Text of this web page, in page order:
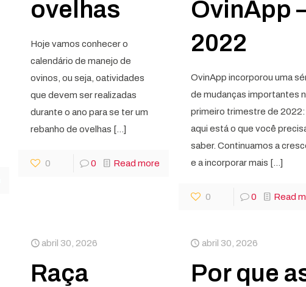
ovelhas
Hoje vamos conhecer o
calendário de manejo de
ovinos, ou seja, oatividades
que devem ser realizadas
durante o ano para se ter um
rebanho de ovelhas […]
0 0 Read more
OvinApp
2022
OvinApp incorporou uma
de mudanças importantes
primeiro trimestre de 2022:
aqui está o que você
saber. Continuamos a
e a incorporar mais […]
0 0 Read
abril 30, 2026
Raça
abril 30, 2026
Por que